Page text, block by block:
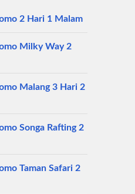
2 Hari 1 Malam
Milky Way 2
Malang 3 Hari 2
Songa Rafting 2
Taman Safari 2